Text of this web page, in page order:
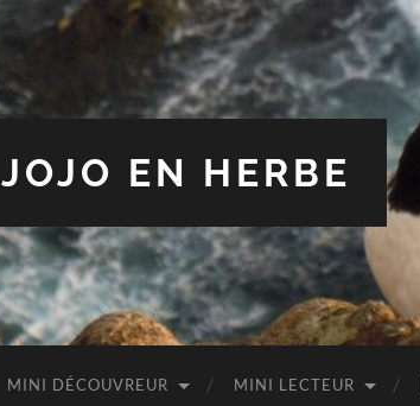
JOJO EN HERBE
MINI DÉCOUVREUR MINI LECTEUR